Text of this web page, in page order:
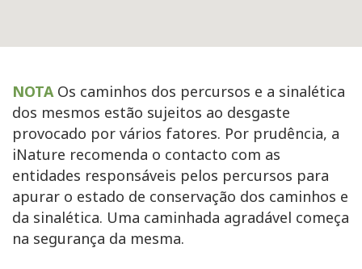
NOTAOs caminhos dos percursos e a sinalética
dos mesmos estão sujeitos ao desgaste
provocado por vários fatores. Por prudência, a
iNature recomenda o contacto com as
entidades responsáveis pelos percursos para
apurar o estado de conservação dos caminhos e
da sinalética. Uma caminhada agradável começa
na segurança da mesma.